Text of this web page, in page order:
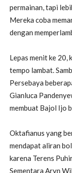
permainan, tapi
Mereka coba
dengan
Lepas menit ke 20,
tempo lambat.
Persebaya
Gianluca
membuat Bajol Ijo
Oktafianus yang
mendapat aliran
karena Terens
Sementara Aryn